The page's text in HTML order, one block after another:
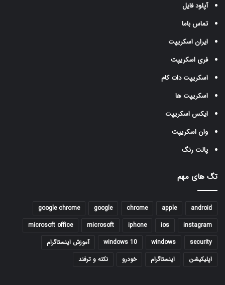
آپلود فایل
تماس باما
ایران اسکریپت
فری اسکریپت
اسکریپت دات کام
اسکریپت ها
ایکس اسکریپت
وان اسکریپت
پالت رنگ
تگ های مهم
android
apple
chrome
google
google chrome
instagram
ios
iphone
microsoft
microsoft office
security
windows
windows 10
آموزش اینستاگرام
اپلیکیشن
اینستاگرام خودرو نکته و ترفند